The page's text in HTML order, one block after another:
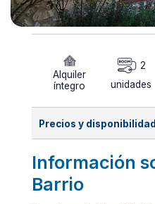
Alquiler
íntegro
2
unidades
Precios y
Información
Barrio